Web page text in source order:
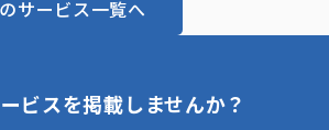
対応してくれます。丸投げ・部分的な依頼
ているので、コールセンターだけの依頼や
サービス一覧へ
ビスを掲載しませんか？